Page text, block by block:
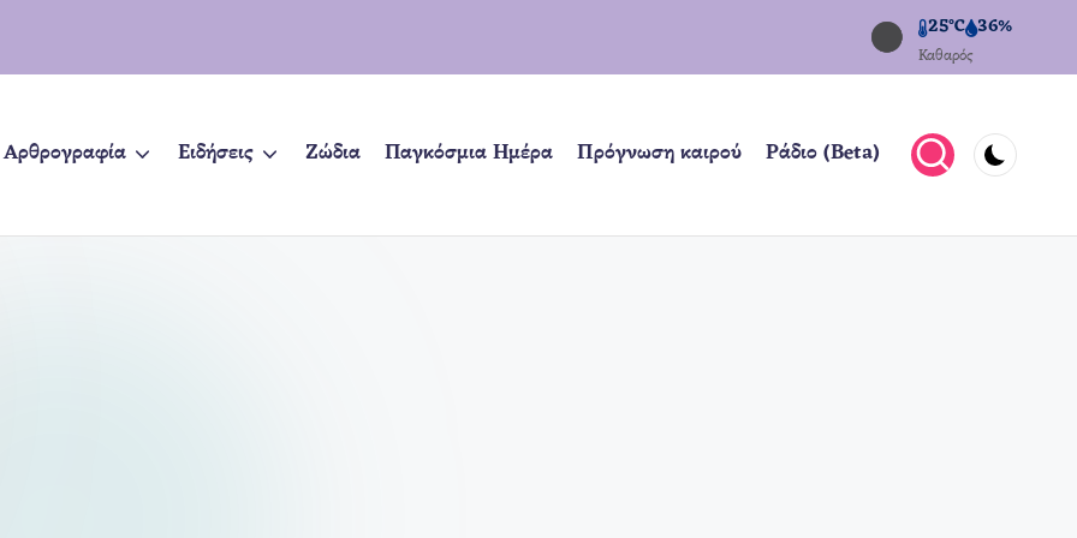
25°C 36%
Καθαρός
Αρθρογραφία Ειδήσεις Ζώδια Παγκόσμια Ημέρα Πρόγνωση καιρού Ράδιο (Beta)